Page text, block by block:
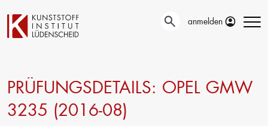
anmelden
Technische
Entwicklung
Oberflächentechnik
Prüfung
Automotive- und
Werkstoffprüfungen
PRÜFUNGSDETAILS: OPEL GMW
3235 (2016-08)